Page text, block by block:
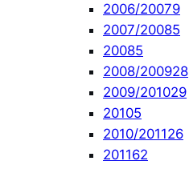
2006/20079
2007/20085
20085
2008/200928
2009/201029
20105
2010/201126
201162